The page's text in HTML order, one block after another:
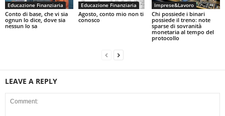
Educazione Finanziaria
Conto di base, che vi sia
ognun lo dice, dove sia
nessun lo sa
Educazione Finanziaria
Agosto, conto mio non ti
conosco
Imprese&Lavoro
Chi possiede i binari
possiede il treno: note
sparse di sovranità
monetaria al tempo del
protocollo
LEAVE A REPLY